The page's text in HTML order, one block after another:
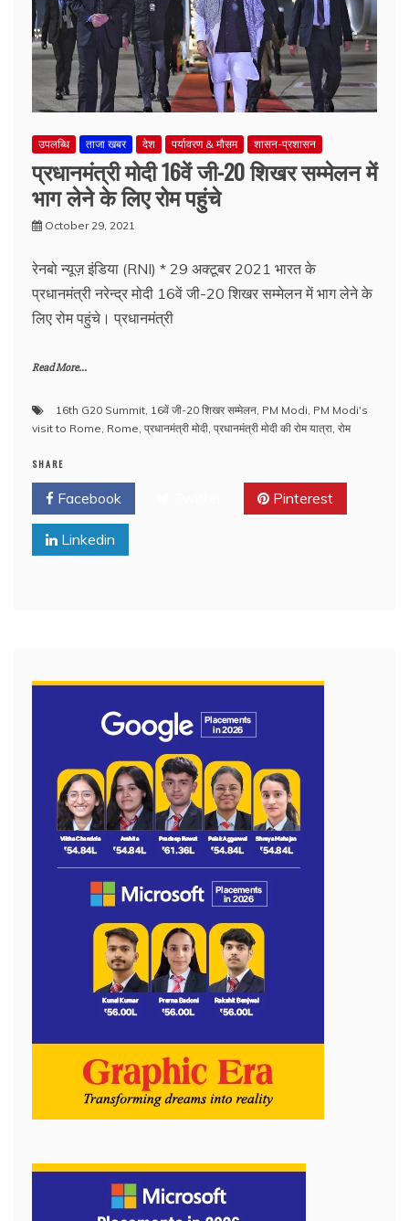
उपलब्धि ताजा खबर देश पर्यावरण & मौसम शासन-प्रशासन
प्रधानमंत्री मोदी 16वें जी-20 शिखर सम्मेलन में
भाग लेने के लिए रोम पहुंचे
October 29, 2021
रेनबो न्यूज़ इंडिया (RNI) * 29 अक्टूबर 2021 भारत के
प्रधानमंत्री नरेन्द्र मोदी 16वें जी-20 शिखर सम्मेलन में भाग लेने के
लिए रोम पहुंचे। प्रधानमंत्री
Read More...
16th G20 Summit, 16वें जी-20 शिखर सम्मेलन, PM Modi, PM Modi's
visit to Rome, Rome, प्रधानमंत्री मोदी, प्रधानमंत्री मोदी की रोम यात्रा, रोम
SHARE
Facebook Pinterest
Linkedin